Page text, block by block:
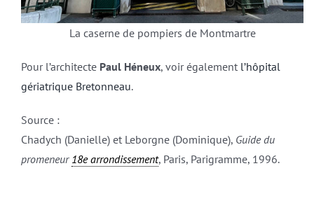
La caserne de pompiers de Montmartre
Pour l’architecte Paul Héneux, voir également l’hôpital
gériatrique Bretonneau.
Source :
Chadych (Danielle) et Leborgne (Dominique), Guide du
promeneur 18e arrondissement, Paris, Parigramme, 1996.